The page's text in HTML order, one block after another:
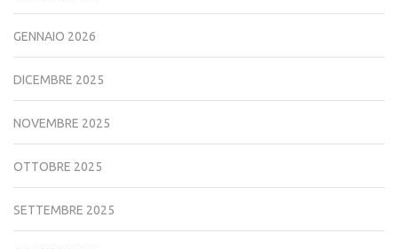
FEBBRAIO 2026
GENNAIO 2026
DICEMBRE 2025
NOVEMBRE 2025
OTTOBRE 2025
SETTEMBRE 2025